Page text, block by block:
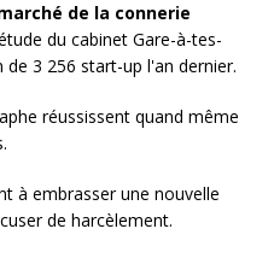
de la connerie
du cabinet Gare-à-tes-
3 256 start-up l'an dernier.
réussissent quand même
à embrasser une nouvelle
de harcèlement.